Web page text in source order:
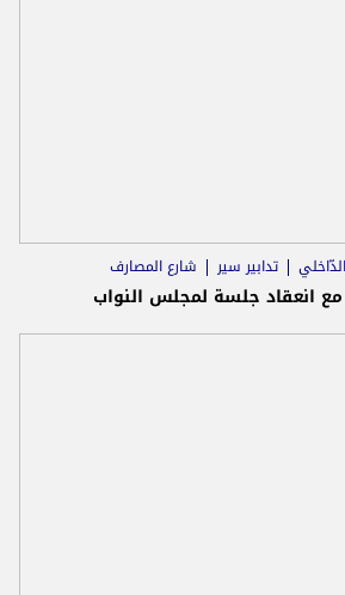
تدابير سير شارع المصارف
مع انعقاد جلسة لمجلس النواب